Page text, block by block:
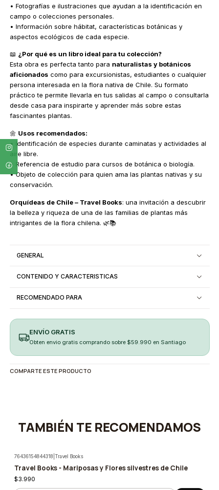
• Fotografías e ilustraciones que ayudan a la identificación en
campo o colecciones personales.
• Información sobre hábitat, características botánicas y
aspectos ecológicos de cada especie.
📖 ¿Por qué es un libro ideal para tu colección?
Esta obra es perfecta tanto para naturalistas y botánicos
aficionados como para excursionistas, estudiantes o cualquier
persona interesada en la flora nativa de Chile. Su formato
práctico te permite llevarla en tus salidas al campo o consultarla
desde casa para inspirarte y aprender más sobre estas
fascinantes plantas.
🌼 Usos recomendados:
• Identificación de especies durante caminatas y actividades al
aire libre.
• Referencia de estudio para cursos de botánica o biología.
• Objeto de colección para quien ama las plantas nativas y su
conservación.
Orquídeas de Chile – Travel Books: una invitación a descubrir
la belleza y riqueza de una de las familias de plantas más
intrigantes de la flora chilena. 🌿📚
GENERAL
CONTENIDO Y CARACTERISTICAS
RECOMENDADO PARA
ENVÍO GRATIS
Obten envio gratis comprando sobre $59.990 en Santiago
COMPARTE ESTE PRODUCTO
TAMBIÉN TE RECOMENDAMOS
76436154844318 Travel Books
Travel Books - Mariposas y Flores silvestres de Chile
$3.990